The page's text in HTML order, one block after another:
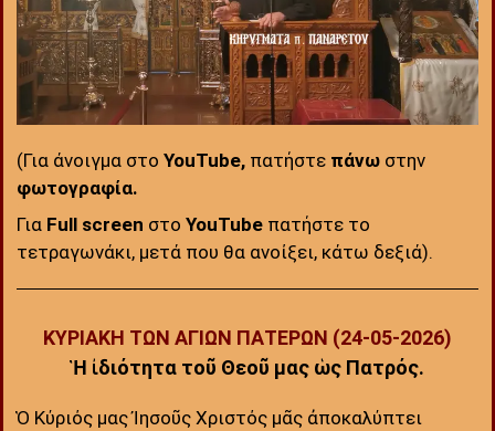
(Για άνοιγμα στο YouTube, πατήστε πάνω στην
φωτογραφία.
Για Full screen στο YouTube πατήστε το
τετραγωνάκι, μετά που θα ανοίξει, κάτω δεξιά).
ΚΥΡΙΑΚΗ ΤΩΝ ΑΓΙΩΝ ΠΑΤΕΡΩΝ (24-05-2026)
Ἡ ἰδιότητα τοῦ Θεοῦ μας ὡς Πατρός.
Ὁ Κύριός μας Ἰησοῦς Χριστός μᾶς ἀποκαλύπτει